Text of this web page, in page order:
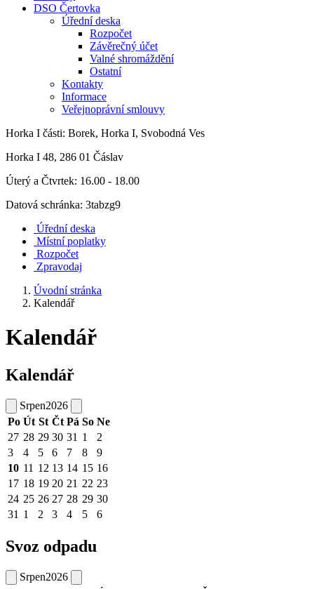
DSO Čertovka
Úřední deska
Rozpočet
Závěrečný účet
Valné shromáždění
Ostatní
Kontakty
Informace
Veřejnoprávní smlouvy
Horka I části: Borek, Horka I, Svobodná Ves
Horka I 48, 286 01 Čáslav
Úterý a Čtvrtek: 16.00 - 18.00
Datová schránka: 3tabzg9
Úřední deska
Místní poplatky
Rozpočet
Zpravodaj
Úvodní stránka
Kalendář
Kalendář
Kalendář
Srpen2026
Po Út St Čt Pá So Ne
27 28 29 30 31 1
2
3
4 5 6 7 8
9
10 11 12 13 14 15 16
17 18 19 20 21 22 23
24 25 26 27 28 29 30
31 1 2 3 4 5 6
Svoz odpadu
Srpen2026